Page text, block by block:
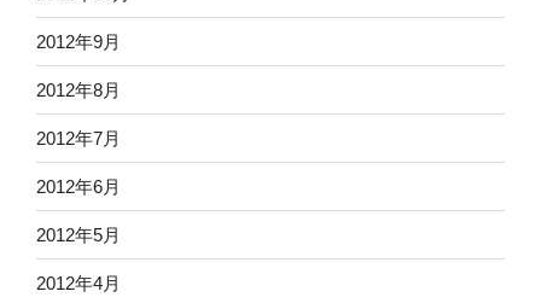
2012年9月
2012年8月
2012年7月
2012年6月
2012年5月
2012年4月